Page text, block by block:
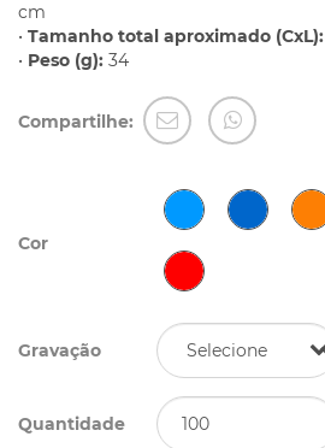
cm
• Tamanho total aproximado (CxL):
• Peso (g): 34
Compartilhe:
Cor
Gravação
Quantidade